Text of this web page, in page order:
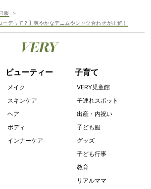
服
ーデって？】爽やかなデニムやシャツ合わせが正解！
ビューティー
メイク
スキンケア
ヘア
ボディ
インナーケア
子育て
VERY児童館
子連れスポット
出産・内祝い
子ども服
グッズ
子ども行事
教育
リアルママ